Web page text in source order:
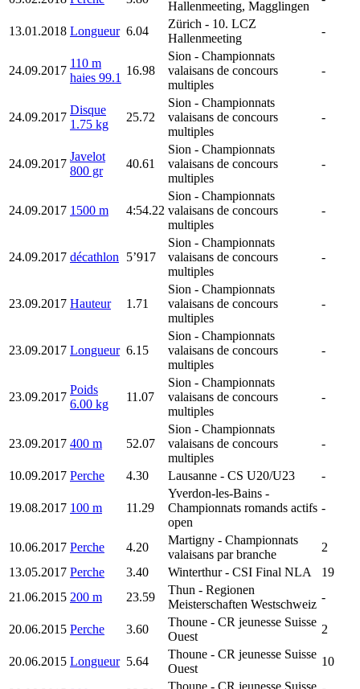
Hallenmeeting, Magglingen
13.01.2018 Longueur 6.04
Zürich - 10. LCZ
Hallenmeeting
-
24.09.2017
110 m
haies 99.1
16.98
Sion - Championnats
valaisans de concours
multiples
-
24.09.2017
Disque
1.75 kg
25.72
Sion - Championnats
valaisans de concours
multiples
-
24.09.2017
Javelot
800 gr
40.61
Sion - Championnats
valaisans de concours
multiples
-
24.09.2017 1500 m 4:54.22
Sion - Championnats
valaisans de concours
multiples
-
24.09.2017 décathlon 5’917
Sion - Championnats
valaisans de concours
multiples
-
23.09.2017 Hauteur 1.71
Sion - Championnats
valaisans de concours
multiples
-
23.09.2017 Longueur 6.15
Sion - Championnats
valaisans de concours
multiples
-
23.09.2017
Poids
6.00 kg
11.07
Sion - Championnats
valaisans de concours
multiples
-
23.09.2017 400 m 52.07
Sion - Championnats
valaisans de concours
multiples
-
10.09.2017 Perche 4.30 Lausanne - CS U20/U23 -
19.08.2017 100 m 11.29
Yverdon-les-Bains -
Championnats romands actifs
open
-
10.06.2017 Perche 4.20
Martigny - Championnats
valaisans par branche
2
13.05.2017 Perche 3.40 Winterthur- CSI Final NLA
19
21.06.2015 200 m 23.59
Thun - Regionen
Meisterschaften Westschweiz
-
20.06.2015 Perche 3.60
Thoune - CR jeunesse Suisse
Ouest
2
20.06.2015 Longueur 5.64
Thoune - CR jeunesse Suisse
Ouest
10
Thoune - CR jeunesse Suisse